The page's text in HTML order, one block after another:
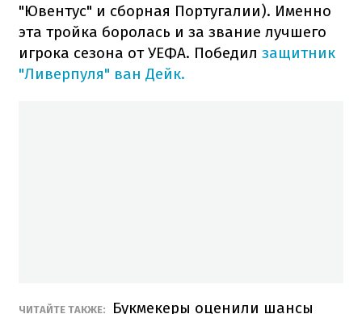
"Ювентус" и сборная Португалии). Именно
эта тройка боролась и за звание лучшего
игрока сезона от УЕФА. Победил защитник
"Ливерпуля" ван Дейк.
ЧИТАЙТЕ ТАКЖЕ:
Букмекеры оценили шансы